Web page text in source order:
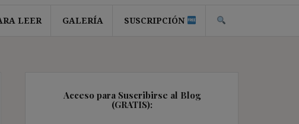
LEER GALERÍA SUSCRIPCIÓN
Acceso para Suscribirse al Blog
(GRATIS):